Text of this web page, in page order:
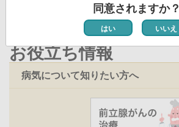
お役立ち情報
病気について知りたい方へ
同意されますか？
はい いいえ